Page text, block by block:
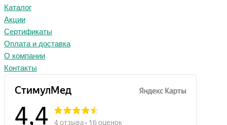
Каталог
Акции
Сертификаты
Оплата и доставка
О компании
Контакты